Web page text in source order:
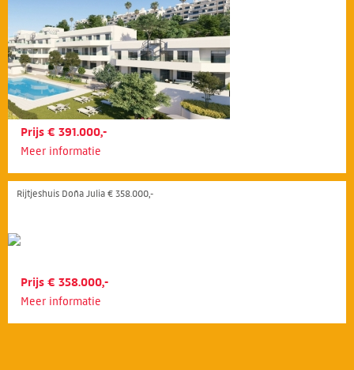
Prijs € 391.000,-
Meer informatie
Rijtjeshuis Doña Julia € 358.000,-
Prijs € 358.000,-
Meer informatie